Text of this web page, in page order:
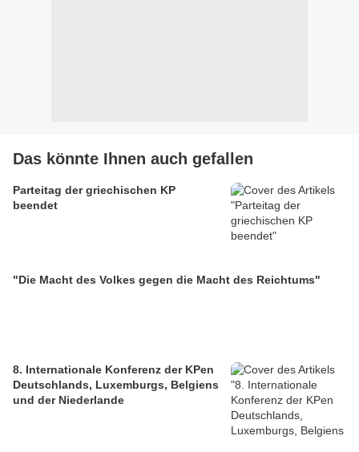
Das könnte Ihnen auch gefallen
Parteitag der griechischen KP
beendet
"Die Macht des Volkes gegen die Macht des Reichtums"
8. Internationale Konferenz der KPen
Deutschlands, Luxemburgs, Belgiens
und der Niederlande